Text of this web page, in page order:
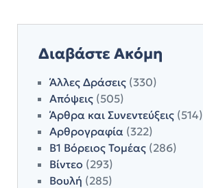
Διαβάστε Ακόμη
Άλλες Δράσεις(330)
Απόψεις(505)
Άρθρα και Συνεντεύξεις(514)
Αρθρογραφία(322)
Β1 Βόρειος Τομέας(286)
Βίντεο (293)
Βουλή (285)